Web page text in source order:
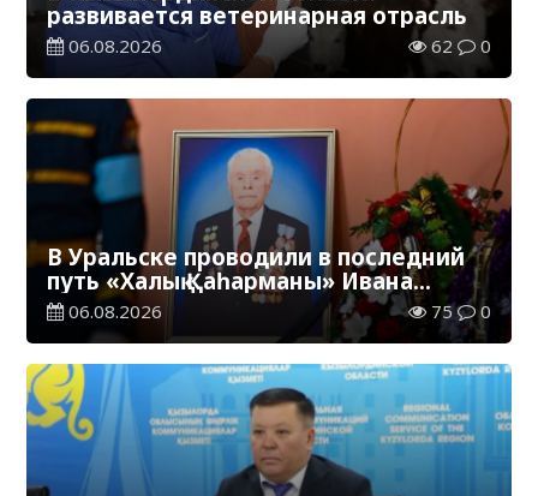
развивается ветеринарная отрасль
06.08.2026 62 0
В Уральске проводили в последний
путь «Халық Қаһарманы» Ивана
Степановича Гапича
06.08.2026 75 0